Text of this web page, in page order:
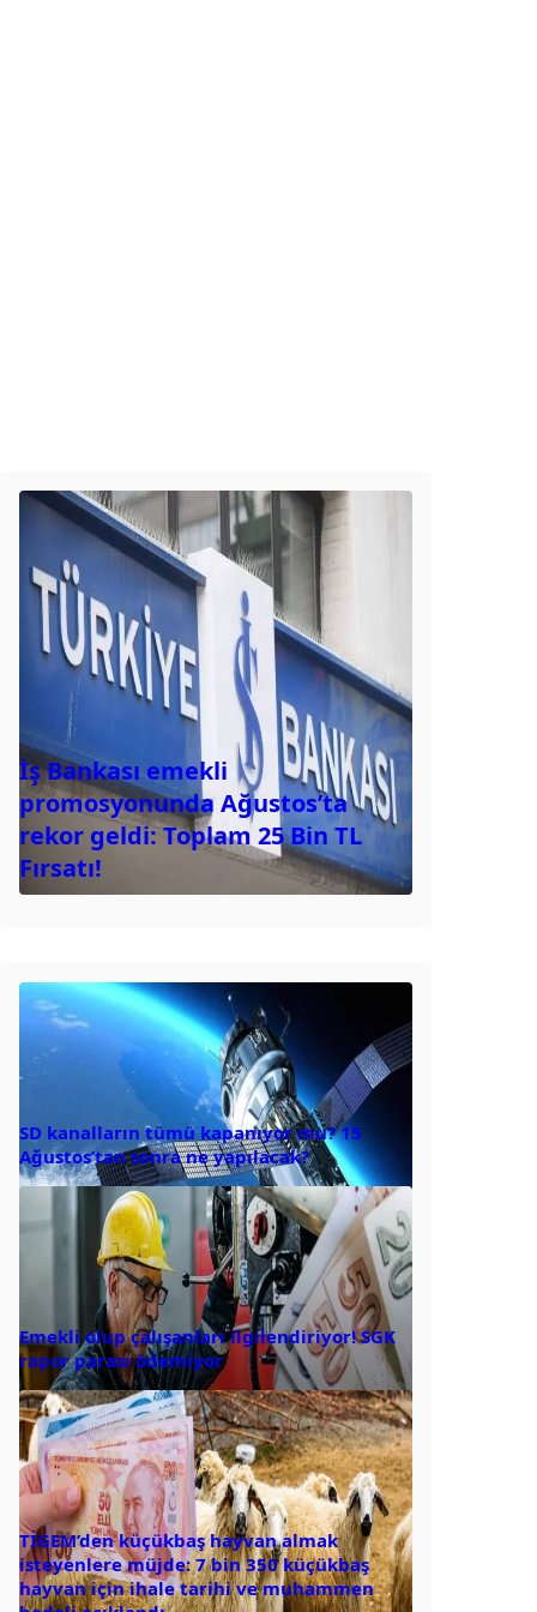
İş Bankası emekli
promosyonunda Ağustos’ta
rekor geldi: Toplam 25 Bin TL
Fırsatı!
SD kanalların tümü kapanıyor mu? 15
Ağustos’tan sonra ne yapılacak?
Emekli olup çalışanları ilgilendiriyor! SGK
rapor parası ödemiyor
TİGEM’den küçükbaş hayvan almak
isteyenlere müjde: 7 bin 350 küçükbaş
hayvan için ihale tarihi ve muhammen